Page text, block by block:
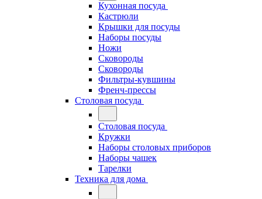
Кухонная посуда
Кастрюли
Крышки для посуды
Наборы посуды
Ножи
Сковороды
Сковороды
Фильтры-кувшины
Френч-прессы
Столовая посуда
Столовая посуда
Кружки
Наборы столовых приборов
Наборы чашек
Тарелки
Техника для дома